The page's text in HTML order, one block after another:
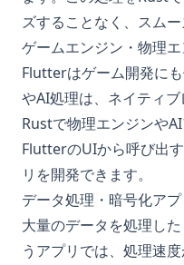
ズすることなく、スム
ゲームエンジン・物理
Flutterはゲーム開発に
やAI処理は、ネイティブ
Rustで物理エンジンや
FlutterのUIから呼び出
リを開発できます。
データ処理・暗号化アプ
大量のデータを処理し
うアプリでは、処理速